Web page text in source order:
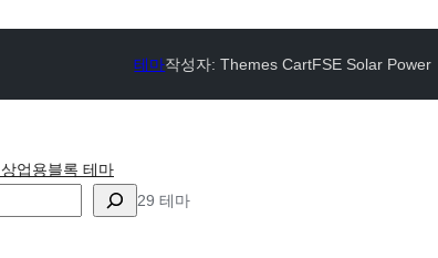
테마작성자: Themes CartFSE Solar Power
상업용블록 테마
29 테마